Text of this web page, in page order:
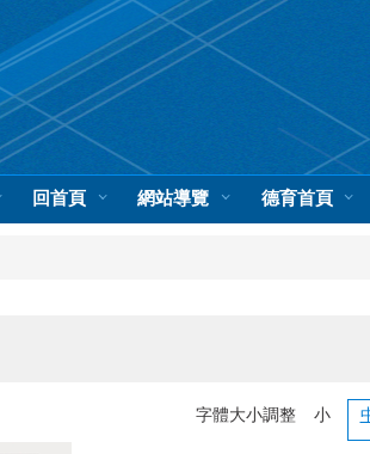
回首頁 網站導覽 德育首頁
字體大小調整 小